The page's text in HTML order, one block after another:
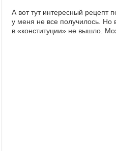
А вот тут интересный рецепт
у меня не все получилось. Но
в «конституции» не вышло.